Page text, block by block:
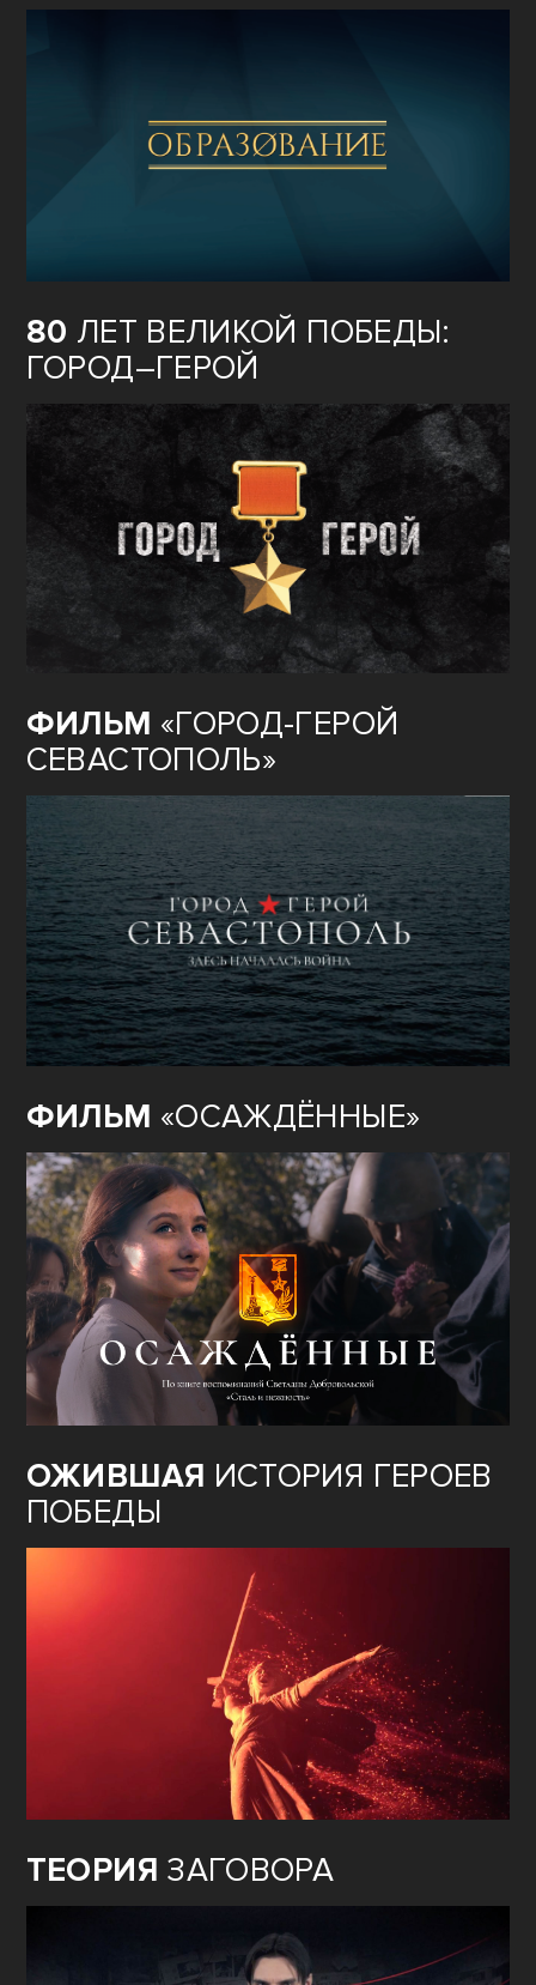
80 ЛЕТ ВЕЛИКОЙ ПОБЕДЫ:
ГОРОД–ГЕРОЙ
ФИЛЬМ «ГОРОД-ГЕРОЙ
СЕВАСТОПОЛЬ»
ФИЛЬМ «ОСАЖДЁННЫЕ»
ОЖИВШАЯ ИСТОРИЯ ГЕРОЕВ
ПОБЕДЫ
ТЕОРИЯ ЗАГОВОРА